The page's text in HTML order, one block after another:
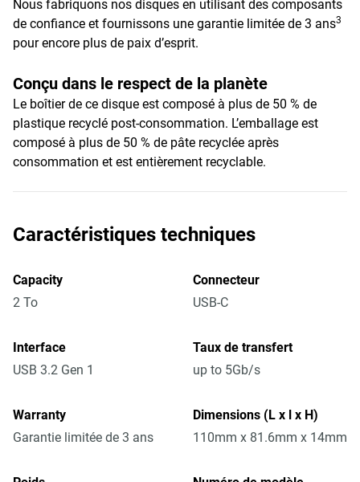
Nous fabriquons nos disques en utilisant des composants
de confiance et fournissons une garantie limitée de 3 ans3
pour encore plus de paix d’esprit.
Conçu dans le respect de la planète
Le boîtier de ce disque est composé à plus de 50 % de
plastique recyclé post-consommation. L’emballage est
composé à plus de 50 % de pâte recyclée après
consommation et est entièrement recyclable.
Caractéristiques techniques
Capacity
2 To
Connecteur
USB-C
Interface
USB 3.2 Gen 1
Taux de transfert
up to 5Gb/s
Warranty
Garantie limitée de 3 ans
Dimensions (L x l x H)
110mm x 81.6mm x 14mm